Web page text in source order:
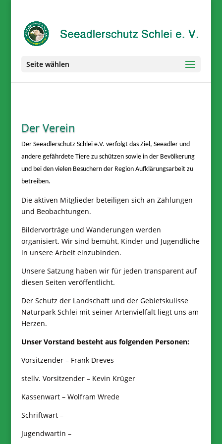
Seite wählen
Der Verein
Der Seeadlerschutz Schlei e.V. verfolgt das Ziel, Seeadler und
andere gefährdete Tiere zu schützen sowie in der Bevölkerung
und bei den vielen Besuchern der Region Aufklärungsarbeit zu
betreiben.
Die aktiven Mitglieder beteiligen sich an Zählungen
und Beobachtungen.
Bildervorträge und Wanderungen werden
organisiert. Wir sind bemüht, Kinder und Jugendliche
in unsere Arbeit einzubinden.
Unsere Satzung haben wir für jeden transparent auf
diesen Seiten veröffentlicht.
Der Schutz der Landschaft und der Gebietskulisse
Naturpark Schlei mit seiner Artenvielfalt liegt uns am
Herzen.
Unser Vorstand besteht aus folgenden Personen:
Vorsitzender – Frank Dreves
stellv. Vorsitzender – Kevin Krüger
Kassenwart – Wolfram Wrede
Schriftwart –
Jugendwartin –